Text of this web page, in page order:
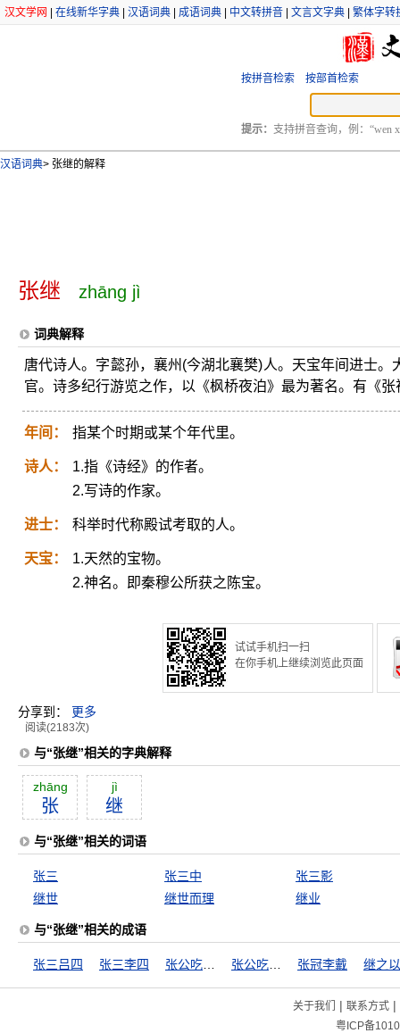
汉文学网 在线新华字典 汉语词典 成语词典 中文转拼音 文言文字典 繁体字转
按拼音检索 按部首检索
提示： 支持拼音查询，例：“wen
汉语词典> 张继的解释
张继 zhāng jì
词典解释
唐代诗人。字懿孙，襄州(今湖北襄樊)人。天宝年间进士
官。诗多纪行游览之作，以《枫桥夜泊》最为著名。有《张
年间： 指某个时期或某个年代里。
诗人：
1.指《诗经》的作者。
2.写诗的作家。
进士： 科举时代称殿试考取的人。
天宝：
1.天然的宝物。
2.神名。即秦穆公所获之陈宝。
试试手机扫一扫
在你手机上继续浏览此页面
分享到： 更多
阅读(2183次)
与“张继”相关的字典解释
zhāng
张
jì
继
与“张继”相关的词语
张三 张三中
张三影
继世
继世而理 继业
与“张继”相关的成语
张三吕四 张三李四 张冠李戴 继之
关于我们 | 联系方式|
粤ICP备